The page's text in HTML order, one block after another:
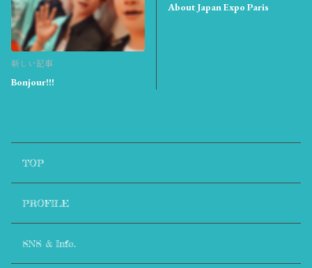
Happy birthday Rei !
0
Pri 🌙✨
Happy birthday to our majesty, the King Rei 👑☺️ May your day be
✨️FELIZ CUMPLEAÑOS REIIIIII💜✨️! 🥳🎉🎂🍾✨️ TE AMAM
OS ✨️REIHEART 💜🫰🏻
新しい記事
Bonjour!!!
About Japan Expo Paris
TOP
PROFILE
SNS & Info.